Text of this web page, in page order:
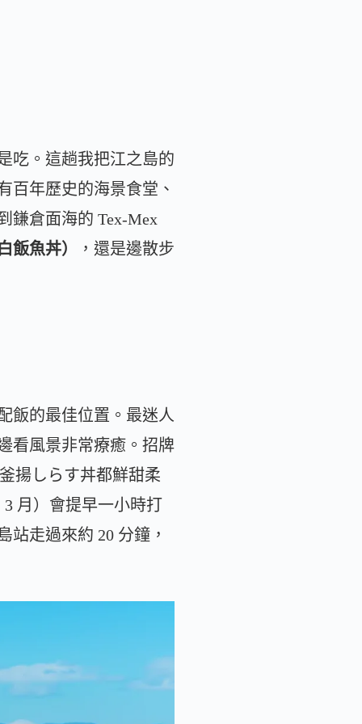
吃。這趟我把江之島的
百年歷史的海景食堂、
鎌倉面海的 Tex-Mex
飯魚丼）
，還是邊散步
飯的最佳位置。最迷人
看風景非常療癒。招牌
揚しらす丼都鮮甜柔
月）會提早一小時打
走過來約 20 分鐘，